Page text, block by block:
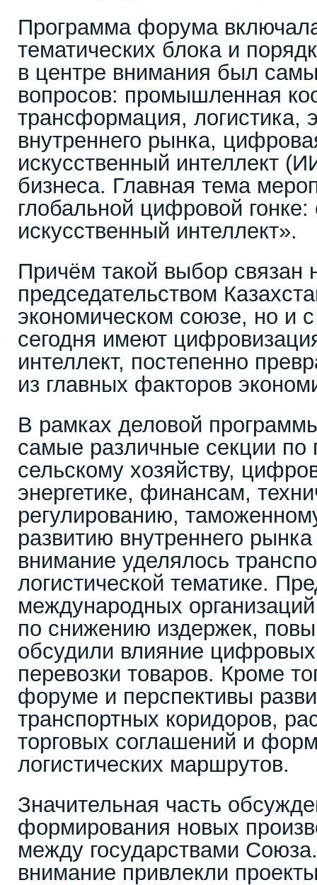
Программа форума
тематических блока и
в центре внимания был
вопросов: промышленная
трансформация, логистика,
внутреннего рынка,
искусственный интеллект
бизнеса. Главная тема
глобальной цифровой гонке:
искусственный интеллект».
Причём такой выбор связан
председательством
экономическом союзе, но и
сегодня имеют
интеллект, постепенно
из главных факторов
В рамках деловой
самые различные секции
сельскому хозяйству,
энергетике, финансам,
регулированию,
развитию внутреннего
внимание уделялось
логистической тематике.
международных
по снижению издержек,
обсудили влияние цифровых
перевозки товаров. Кроме
форуме и перспективы
транспортных коридоров,
торговых соглашений и
логистических маршрутов.
Значительная часть
формирования новых
между государствами
внимание привлекли